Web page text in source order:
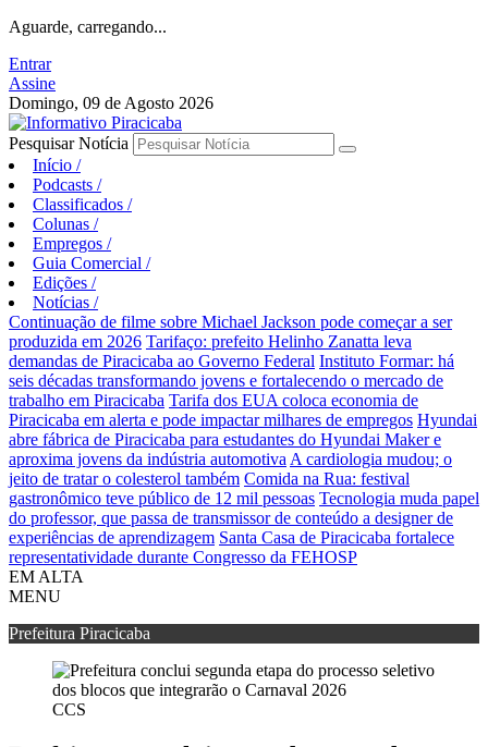
Aguarde, carregando...
Entrar
Assine
Domingo, 09 de Agosto 2026
Pesquisar Notícia
Início /
Podcasts /
Classificados /
Colunas /
Empregos /
Guia Comercial /
Edições /
Notícias /
Continuação de filme sobre Michael Jackson pode começar a ser
produzida em 2026 Tarifaço: prefeito Helinho Zanatta leva
demandas de Piracicaba ao Governo Federal Instituto Formar: há
seis décadas transformando jovens e fortalecendo o mercado de
trabalho em Piracicaba Tarifa dos EUA coloca economia de
Piracicaba em alerta e pode impactar milhares de empregos Hyundai
abre fábrica de Piracicaba para estudantes do Hyundai Maker e
aproxima jovens da indústria automotiva A cardiologia mudou; o
jeito de tratar o colesterol também Comida na Rua: festival
gastronômico teve público de 12 mil pessoas Tecnologia muda papel
do professor, que passa de transmissor de conteúdo a designer de
experiências de aprendizagem Santa Casa de Piracicaba fortalece
representatividade durante Congresso da FEHOSP
EM ALTA
MENU
Prefeitura Piracicaba
CCS